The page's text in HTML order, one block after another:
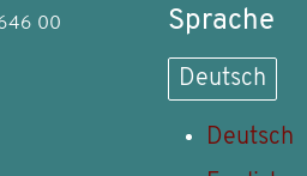
00
Sprache
Deutsch
Deutsch